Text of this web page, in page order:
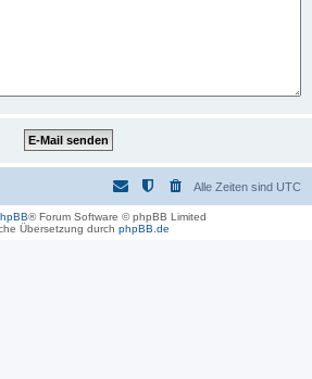
Alle Zeiten sind UTC
® Forum Software © phpBB Limited
Übersetzung durch phpBB.de